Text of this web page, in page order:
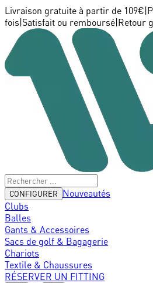
Livraison gratuite à partir de 109€
fois Satisfait ou remboursé Retour
CONFIGURER
Nouveautés
Clubs
Balles
Gants & Accessoires
Sacs de golf & Bagagerie
Chariots
Textile & Chaussures
RÉSERVER UN FITTING